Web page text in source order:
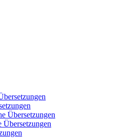
Übersetzungen
Übersetzungen